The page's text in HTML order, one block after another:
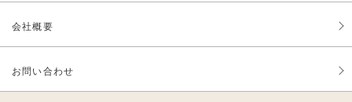
会社概要
お問い合わせ